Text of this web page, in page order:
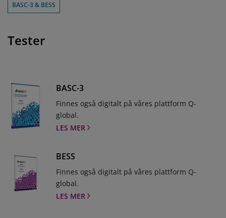
BASC-3 & BESS
Tester
BASC-3
Finnes også digitalt på våres plattform Q-
global.
LES MER
BESS
Finnes også digitalt på våres plattform Q-
global.
LES MER